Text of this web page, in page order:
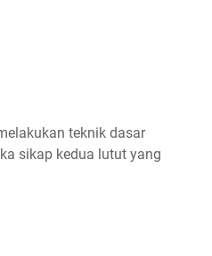
teknik dasar
sikap kedua lutut yang